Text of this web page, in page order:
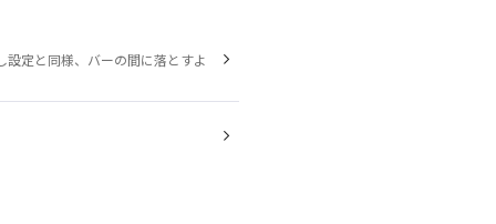
定と同様、バーの間に落とすよ